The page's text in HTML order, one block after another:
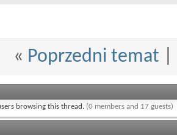
« Poprzedni temat
browsing this thread. (0 members and 17 guests)